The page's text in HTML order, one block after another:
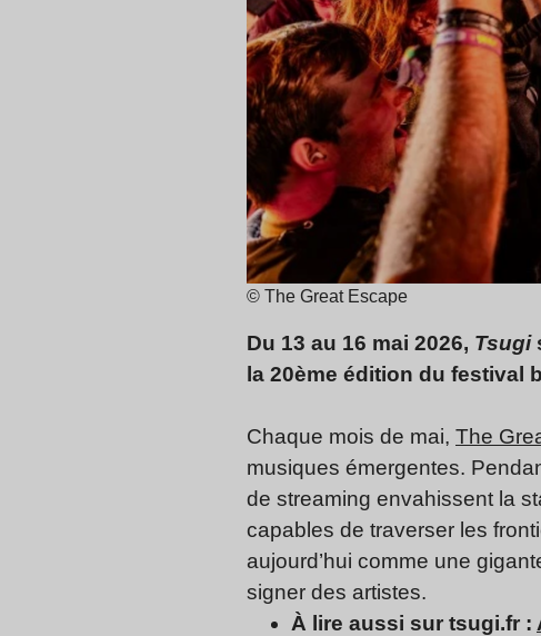
© The Great Escape
Du 13 au 16 mai 2026, Tsugi
la 20ème édition du festival
Chaque mois de mai, The
musiques émergentes.
de streaming envahissent la
capables de traverser les
aujourd’hui comme une
signer des artistes.
À lire aussi sur tsugi.fr :